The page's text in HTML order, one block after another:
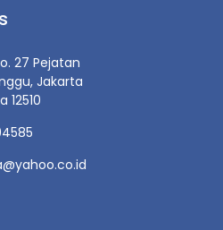
27 Pejatan
Jakarta
12510